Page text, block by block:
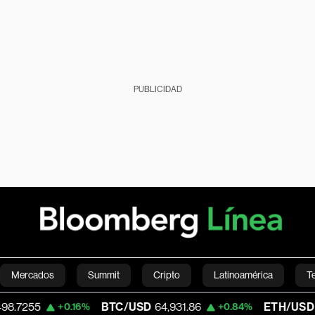
PUBLICIDAD
Mercados Summit Cripto Latinoamérica
Economía Estilo de vida Mundo Videos
+0.16% BTC/USD 64,931.86 +0.84% ETH/USD 1,915.13